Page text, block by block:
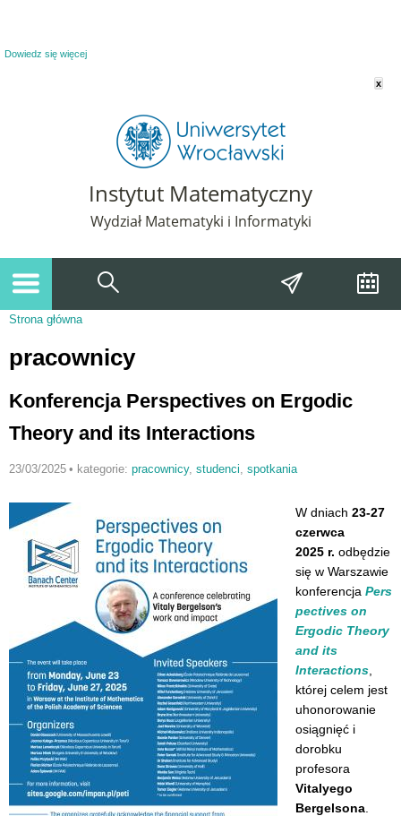
Dowiedz się więcej
x
Instytut Matematyczny
Wydział Matematyki i Informatyki
Strona główna
pracownicy
Konferencja Perspectives on Ergodic
Theory and its Interactions
23/03/2025 • kategorie: pracownicy, studenci, spotkania
W dniach 23-27
czerwca
2025 r. odbędzie
się w Warszawie
konferencja Pers
pectives on
Ergodic Theory
and its
Interactions
której celem jest
uhonorowanie
osiągnięć i
dorobku
profesora
Vitalyego
Bergelsona